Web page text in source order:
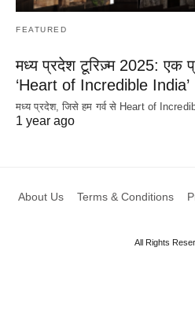
FEATURED
मध्य प्रदेश टूरिज़्म 2025: एक
‘Heart of Incredible India’
मध्य प्रदेश, जिसे हम गर्व से Heart of
1 year ago
About Us Terms & Conditions
All Rights